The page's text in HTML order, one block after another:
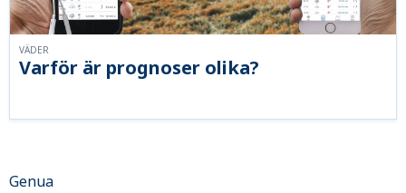
Varför är prognoser olika?
VÄDER
Genua